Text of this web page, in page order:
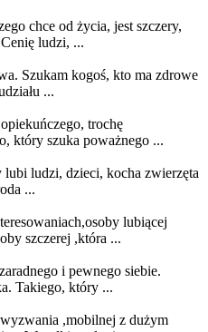
chce od życia, jest szczery,
ludzi, ...
Szukam kogoś, kto ma zdrowe
...
trochę
który szuka poważnego ...
ludzi, dzieci, kocha zwierzęta
...
lubiącej
szczerej ,która ...
i pewnego siebie.
Takiego, który ...
,mobilnej z dużym